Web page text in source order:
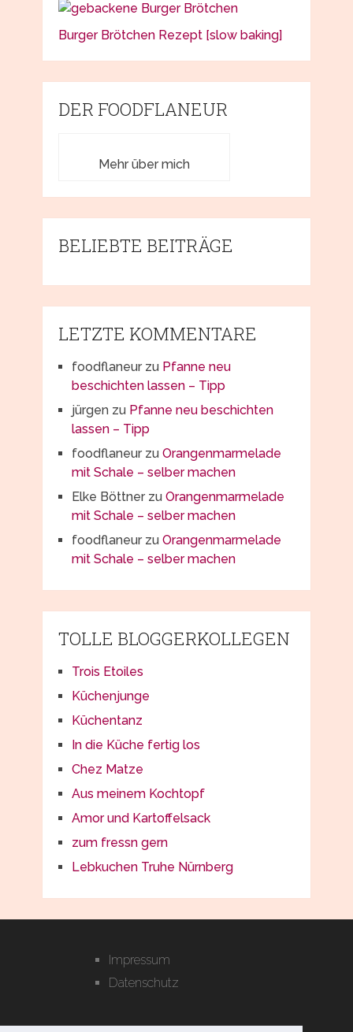
Burger Brötchen Rezept [slow baking]
DER FOODFLANEUR
Mehr über mich
BELIEBTE BEITRÄGE
LETZTE KOMMENTARE
foodflaneurzu Pfanne neu
beschichten lassen – Tipp
jürgenzu Pfanne neu beschichten
lassen – Tipp
foodflaneurzu Orangenmarmelade
mit Schale – selber machen
Elke Böttnerzu Orangenmarmelade
mit Schale – selber machen
foodflaneurzu Orangenmarmelade
mit Schale – selber machen
TOLLE BLOGGERKOLLEGEN
Trois Etoiles
Küchenjunge
Küchentanz
In die Küche fertig los
Chez Matze
Aus meinem Kochtopf
Amor und Kartoffelsack
zum fressn gern
Lebkuchen Truhe Nürnberg
Impressum
Datenschutz